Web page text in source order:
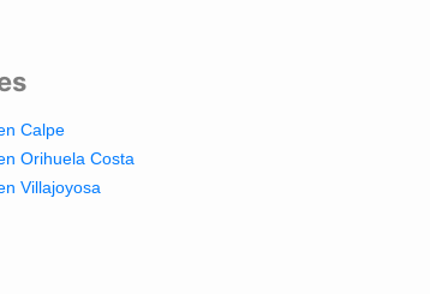
Calpe
Orihuela Costa
Villajoyosa